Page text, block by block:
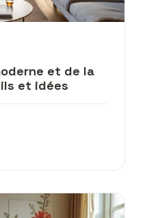
et de la
et idées